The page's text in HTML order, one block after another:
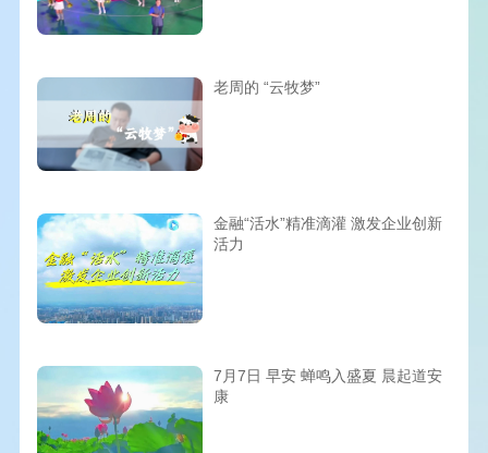
老周的 “云牧梦”
金融“活水”精准滴灌 激发企业创新
活力
7月7日 早安 蝉鸣入盛夏 晨起道安
康